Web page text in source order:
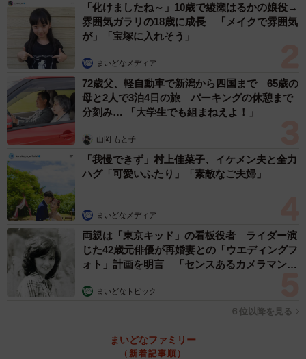
「化けましたね～」10歳で綾瀬はるかの娘役→
雰囲気ガラリの18歳に成長 「メイクで雰囲気
が」「宝塚に入れそう」
まいどなメディア
72歳父、軽自動車で新潟から四国まで 65歳の
母と2人で3泊4日の旅 パーキングの休憩まで
分刻み… 「大学生でも組まねえよ！」
山岡 もと子
「我慢できず」村上佳菜子、イケメン夫と全力
ハグ「可愛いふたり」「素敵なご夫婦」
まいどなメディア
両親は「東京キッド」の看板役者 ライダー演
じた42歳元俳優が再婚妻との「ウエディングフ
ォト」計画を明言 「センスあるカメラマン求
まいどなトピック
６位以降を見る
まいどなファミリー
（新着記事順）